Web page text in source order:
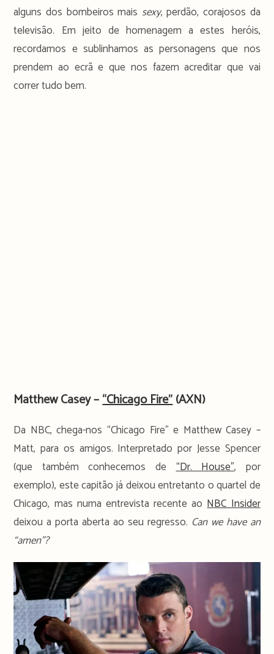
alguns dos bombeiros mais sexy, perdão, corajosos da
televisão. Em jeito de homenagem a estes heróis,
recordamos e sublinhamos as personagens que nos
prendem ao ecrã e que nos fazem acreditar que vai
correr tudo bem.
Matthew Casey –“Chicago Fire”(AXN)
Da NBC, chega-nos “Chicago Fire” e Matthew Casey –
Matt, para os amigos. Interpretado por Jesse Spencer
(que também conhecemos de“Dr. House”, por
exemplo), este capitão já deixou entretanto o quartel de
Chicago, mas numa entrevista recente aoNBC Insider
deixou a porta aberta ao seu regresso. Can we have an
“amen”?